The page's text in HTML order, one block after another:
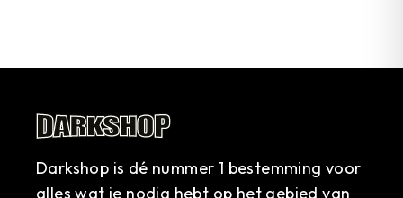
Darkshop is dé nummer 1 bestemming voor
alles wat je nodig hebt op het gebied van